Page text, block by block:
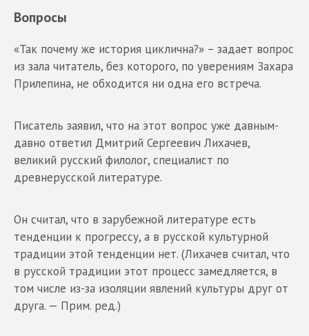
Вопросы
«Так почему же история циклична?» – задает вопрос
из зала читатель, без которого, по уверениям Захара
Прилепина, не обходится ни одна его встреча.
Писатель заявил, что на этот вопрос уже давным-
давно ответил Дмитрий Сергеевич Лихачев,
великий русский филолог, специалист по
древнерусской литературе.
Он считал, что в зарубежной литературе есть
тенденции к прогрессу, а в русской культурной
традиции этой тенденции нет. (Лихачев считал, что
в русской традиции этот процесс замедляется, в
том числе из-за изоляции явлений культуры друг от
друга. — Прим. ред.)